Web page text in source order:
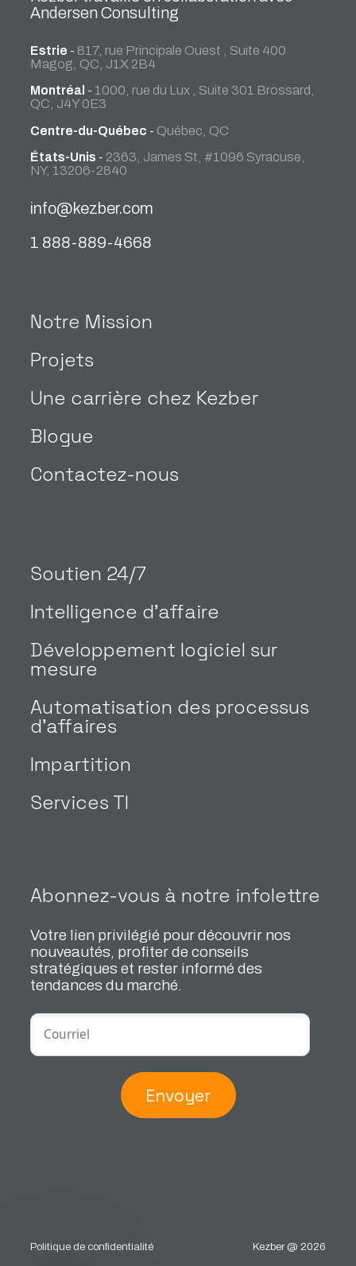
Andersen Consulting
Estrie - 817, rue Principale Ouest , Suite 400
Magog, QC, J1X 2B4
Montréal - 1000, rue du Lux , Suite 301 Brossard,
QC, J4Y 0E3
Centre-du-Québec - Québec, QC
États-Unis - 2363, James St, #1096 Syracuse,
NY, 13206-2840
info@kezber.com
1 888-889-4668
Notre Mission
Projets
Une carrière chez Kezber
Blogue
Contactez-nous
Soutien 24/7
Intelligence d’affaire
Développement logiciel sur
mesure
Automatisation des processus
d’affaires
Impartition
Services TI
Abonnez-vous à notre infolettre
Votre lien privilégié pour découvrir nos
nouveautés, profiter de conseils
stratégiques et rester informé des
tendances du marché.
Envoyer
Politique de confidentialité Kezber @ 2026